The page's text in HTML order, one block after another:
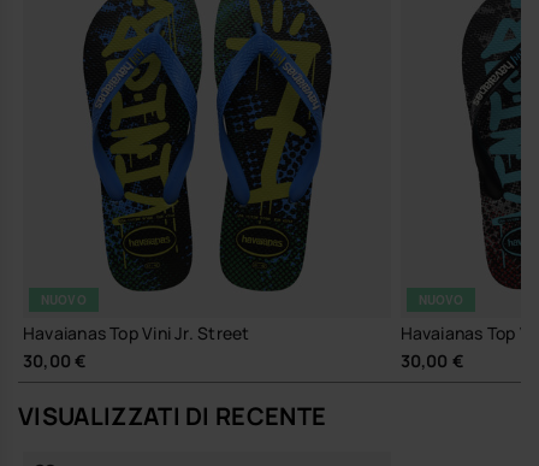
NUOVO
Havaianas Top Vini Jr. Street
30,00 €
NUOVO
Havaianas Top
30,00 €
VISUALIZZATI DI RECENTE